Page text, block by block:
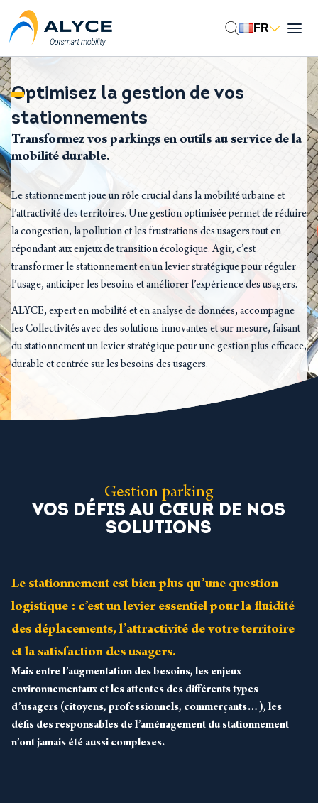
contenu
FR
Optimisez la gestion de vos
stationnements
Transformez vos parkings en outils au service de la
mobilité durable.
Le stationnement joue un rôle crucial dans la mobilité urbaine et
l’attractivité des territoires. Une gestion optimisée permet de réduire
la congestion, la pollution et les frustrations des usagers tout en
répondant aux enjeux de transition écologique. Agir, c’est
transformer le stationnement en un levier stratégique pour réguler
l’usage, anticiper les besoins et améliorer l’expérience des usagers.
ALYCE, expert en mobilité et en analyse de données, accompagne
les Collectivités avec des solutions innovantes et sur mesure, faisant
du stationnement un levier stratégique pour une gestion plus efficace,
durable et centrée sur les besoins des usagers.
Gestion parking
VOS DÉFIS AU CŒUR DE NOS
SOLUTIONS
Le stationnement est bien plus qu’une question
logistique : c’est un levier essentiel pour la fluidité
des déplacements, l’attractivité de votre territoire
et la satisfaction des usagers.
Mais entre l’augmentation des besoins, les enjeux
environnementaux et les attentes des différents types
d’usagers (citoyens, professionnels, commerçants…), les
défis des responsables de l’aménagement du stationnement
n’ont jamais été aussi complexes.